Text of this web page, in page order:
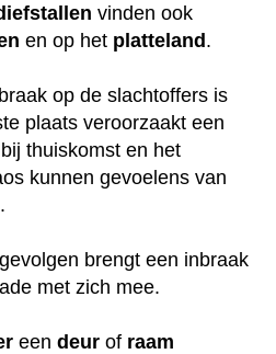
vinden ook
en op het platteland.
op de slachtoffers is
plaats veroorzaakt een
thuiskomst en het
kunnen gevoelens van
.
brengt een inbraak
met zich mee.
een deur of raam